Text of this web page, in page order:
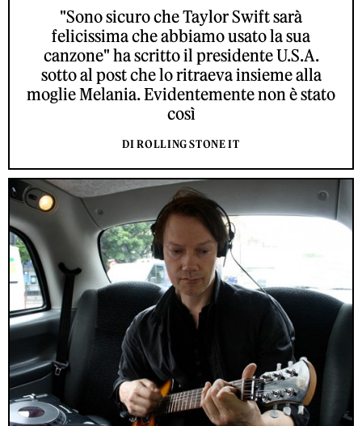
"Sono sicuro che Taylor Swift sarà
felicissima che abbiamo usato la sua
canzone" ha scritto il presidente U.S.A.
sotto al post che lo ritraeva insieme alla
moglie Melania. Evidentemente non è stato
così
DI ROLLING STONE IT